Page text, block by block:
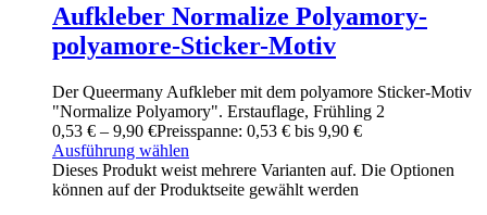
Aufkleber Normalize Polyamory-
polyamore-Sticker-Motiv
Der Queermany Aufkleber mit dem polyamore Sticker-Motiv
"Normalize Polyamory". Erstauflage, Frühling 2
0,53 € – 9,90 €Preisspanne: 0,53 € bis 9,90 €
Ausführung wählen
Dieses Produkt weist mehrere Varianten auf. Die Optionen
können auf der Produktseite gewählt werden